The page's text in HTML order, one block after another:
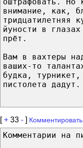
внимание, как,
тридцатилетняя
йуности в
прёт.
Вам в вахтеры
ваших-то
будка,
пистолета
[+ 33 - ]
Комментарии на